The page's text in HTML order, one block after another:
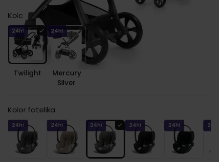
Kolor
24h!
Twilight
24h!
Mercury
Silver
Kolor fotelika
24h! 24h! 24h! 24h! 24h! 24h!